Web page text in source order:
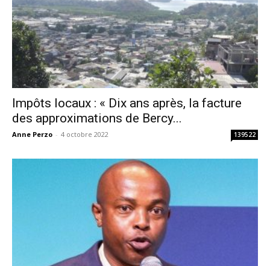
Impôts locaux : « Dix ans après, la facture
des approximations de Bercy...
Anne Perzo - 4 octobre 2022 139522